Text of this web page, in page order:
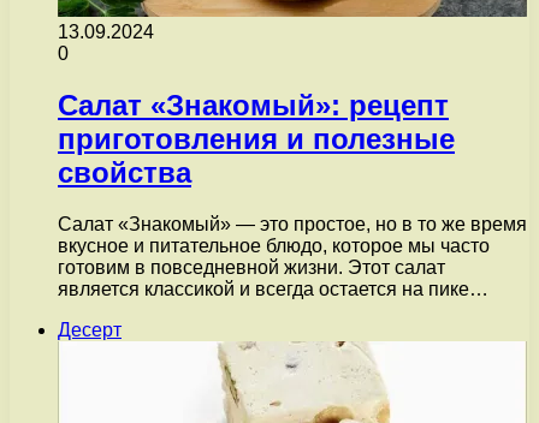
13.09.2024
0
Салат «Знакомый»: рецепт
приготовления и полезные
свойства
Салат «Знакомый» — это простое, но в то же время
вкусное и питательное блюдо, которое мы часто
готовим в повседневной жизни. Этот салат
является классикой и всегда остается на пике…
Десерт